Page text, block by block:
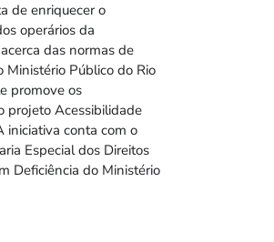
de enriquecer o
operários da
das normas de
Ministério Público do Rio
promove os
projeto Acessibilidade
iniciativa conta com o
Especial dos Direitos
Deficiência do Ministério